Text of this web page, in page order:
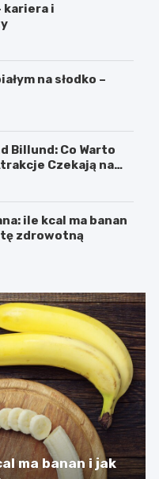
kariera i
na słodko –
Billund: Co Warto
Czekają na
ile kcal ma banan
zdrowotną
ma banan i jak